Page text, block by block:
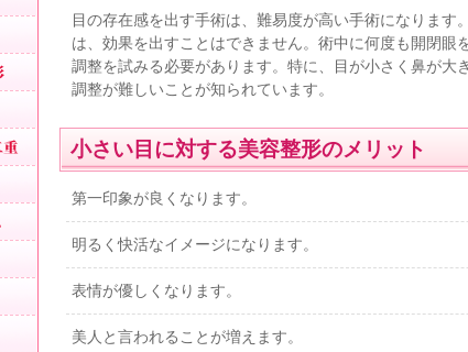
末広二重
セクシー二重ネコ目整形
二重の幅を広げたい
まつ毛の生え際が見える二重
アイプチかぶれ
男性二重手術
男性二重切開法
イケメン二重
目の存在感を出す手術は、難易度が高い手術になります
は、効果を出すことはできません。術中に何度も開閉眼
調整を試みる必要があります。特に、目が小さく鼻が大
調整が難しいことが知られています。
小さい目に対する美容整形のメリット
第一印象が良くなります。
明るく快活なイメージになります。
表情が優しくなります。
美人と言われることが増えます。